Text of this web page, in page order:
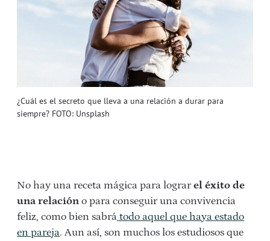
¿Cuál es el secreto que lleva a una relación a durar para
siempre? FOTO: Unsplash
No hay una receta mágica para lograrel éxito de
una relación o para conseguir una convivencia
feliz, como bien sabrá todo aquel que haya estado
en pareja. Aun así, son muchos los estudiosos que